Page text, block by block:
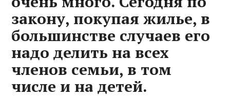
закону, покупая жилье, в
большинстве случаев его
надо делить на всех
членов семьи, в том
числе и на детей.